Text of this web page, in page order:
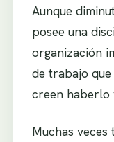
Aunque
posee una
organización
de trabajo
creen haberlo
Muchas veces